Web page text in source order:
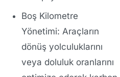
Boş Kilometre
Yönetimi: Araçların
dönüş yolculuklarını
veya doluluk oranlarını